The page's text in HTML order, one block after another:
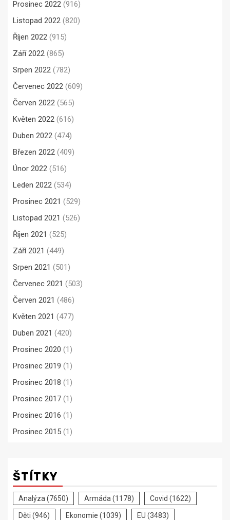
Prosinec 2022 (916)
Listopad 2022 (820)
Říjen 2022 (915)
Září 2022 (865)
Srpen 2022 (782)
Červenec 2022 (609)
Červen 2022 (565)
Květen 2022 (616)
Duben 2022 (474)
Březen 2022 (409)
Únor 2022 (516)
Leden 2022 (534)
Prosinec 2021 (529)
Listopad 2021 (526)
Říjen 2021 (525)
Září 2021 (449)
Srpen 2021 (501)
Červenec 2021 (503)
Červen 2021 (486)
Květen 2021 (477)
Duben 2021 (420)
Prosinec 2020 (1)
Prosinec 2019 (1)
Prosinec 2018 (1)
Prosinec 2017 (1)
Prosinec 2016 (1)
Prosinec 2015 (1)
ŠTÍTKY
Analýza (7650) Armáda (1178) Covid (1622)
Děti (946) Ekonomie (1039) EU (3483)